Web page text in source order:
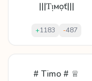
|||Ƭᴉмọť|||
+1183 -487
# Timo # ♕